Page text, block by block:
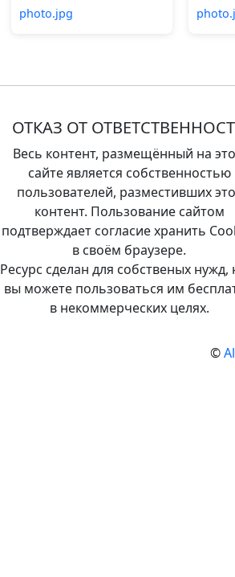
photo.jpg
ОТКАЗ ОТ
Весь контент, размещённый на
сайте является собственностью
пользователей, разместивших
контент. Пользование сайтом
подтверждает согласие хранить
в своём браузере.
Ресурс сделан для собственых нужд,
вы можете пользоваться им
в некоммерческих целях.
©